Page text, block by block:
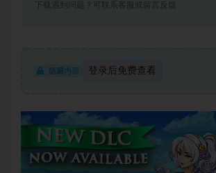
下载遇到问题？可联系客服或留言反馈
隐藏内容 登录后免费查看